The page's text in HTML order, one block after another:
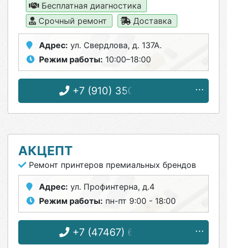
Бесплатная диагностика
Срочный ремонт
Доставка
Адрес: ул. Свердлова, д. 137А.
Режим работы: 10:00–18:00
+7 (910) 350-98-99
АКЦЕПТ
Ремонт принтеров премиальных брендов
Адрес: ул. Профинтерна, д.4
Режим работы: пн-пт 9:00 - 18:00
+7 (47467) 6-09-55